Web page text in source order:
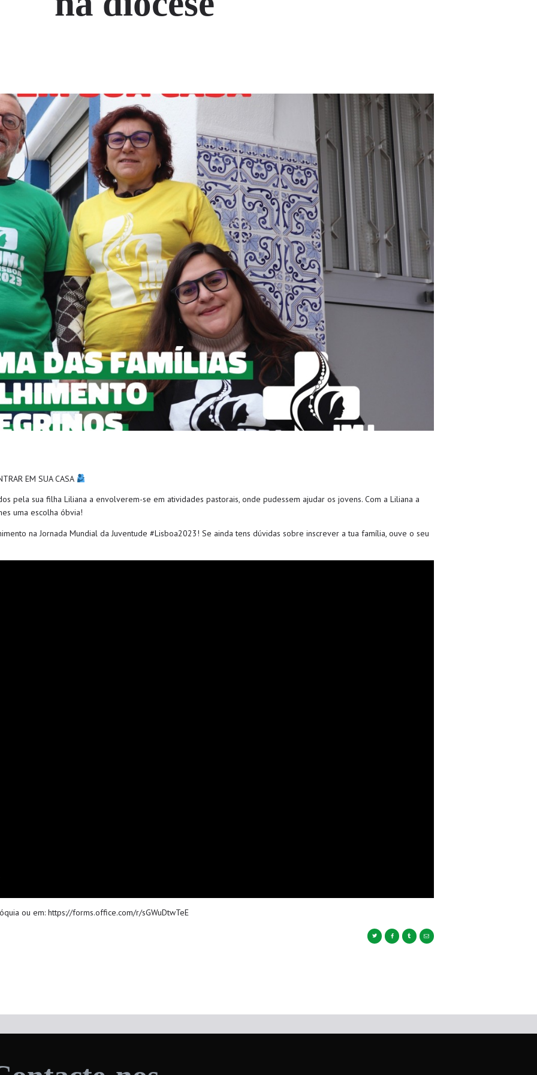
EM SUA CASA
pela sua filha Liliana a envolverem-se em atividades pastorais, onde pudessem ajudar os jovens. Com a Liliana a
uma escolha óbvia!
na Jornada Mundial da Juventude #Lisboa2023! Se ainda tens dúvidas sobre inscrever a tua família, ouve o seu
ou em: https://forms.office.com/r/sGWuDtwTeE